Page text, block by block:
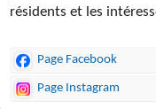
résidents et les
Page Facebook
Page Instagram